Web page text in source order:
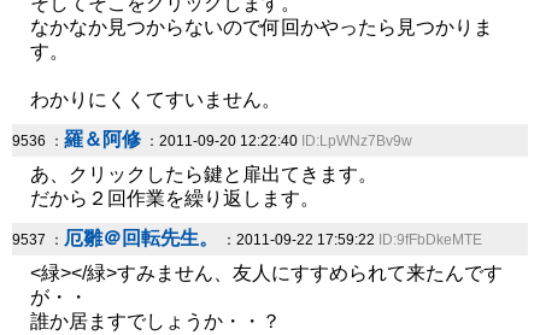
なかなか見つからないので何回かやったら見つかりま
す。
わかりにくくてすいません。
9536 ： 羅＆阿修 ：2011-09-20 12:22:40 ID:LpWNz7Bv9w
あ、クリックしたら鍵と扉出てきます。
だから２回作業を繰り返します。
9537 ： 厄雛＠回転先生。 ：2011-09-22 17:59:22 ID:9fFbDkeMTE
<緑></緑>すみません、友人にすすめられて来たんです
が・・
誰か居ますでしょうか・・？